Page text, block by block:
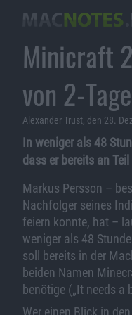
Minicraft
von 2-
Alexander Trust, den 28.
In weniger als 48
dass er bereits an
Markus Persson –
Nachfolger seines
feiern konnte, hat –
weniger als 48
soll bereits in der
beiden Namen
benötige („It needs a
Wer einen Blick in